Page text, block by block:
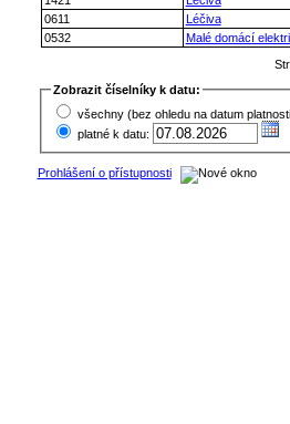
0611
Léčiva
0532
Malé domácí
Zobrazit číselníky k datu:
všechny (bez ohledu na datum
platné k datu:
Prohlášení o přístupnosti